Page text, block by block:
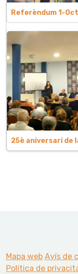
Referèndum 1-
25è aniversari de
Mapa web Avís de
Política de